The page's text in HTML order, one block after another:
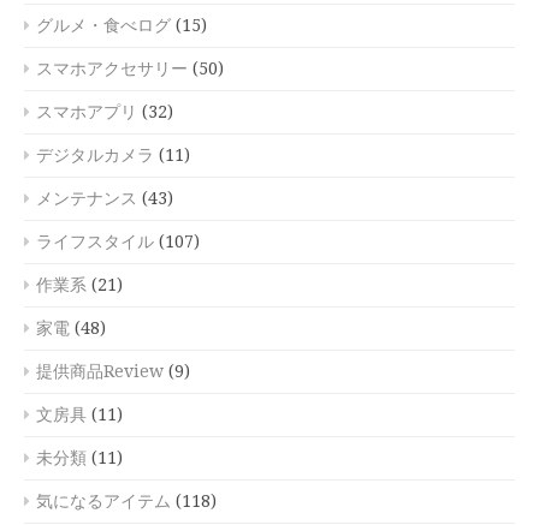
グルメ・食べログ (15)
スマホアクセサリー (50)
スマホアプリ (32)
デジタルカメラ (11)
メンテナンス (43)
ライフスタイル (107)
作業系 (21)
家電 (48)
提供商品Review (9)
文房具 (11)
未分類 (11)
気になるアイテム (118)